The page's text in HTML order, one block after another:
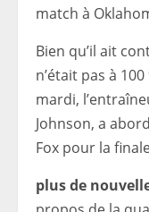
match à
Bien qu’il ait
n’était pas à
mardi,
Johnson, a
Fox pour la
plus de